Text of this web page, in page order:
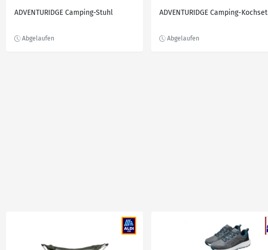
ADVENTURIDGE Camping-Stuhl ADVENTURIDGE Camping-Kochset